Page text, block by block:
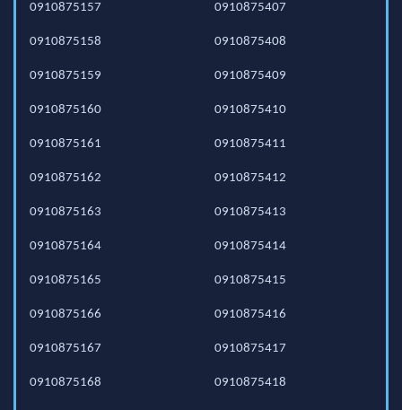
0910875157
0910875158
0910875159
0910875160
0910875161
0910875162
0910875163
0910875164
0910875165
0910875166
0910875167
0910875168
0910875407
0910875408
0910875409
0910875410
0910875411
0910875412
0910875413
0910875414
0910875415
0910875416
0910875417
0910875418